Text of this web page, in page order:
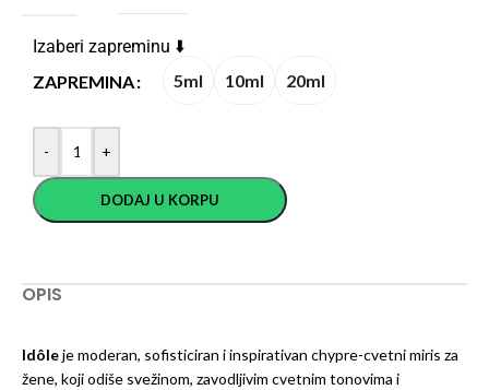
Izaberi zapreminu ⬇️
ZAPREMINA
5ml 10ml 20ml
- +
DODAJ U KORPU
OPIS
Idôleje moderan, sofisticiran i inspirativan chypre-cvetni miris za
žene, koji odiše svežinom, zavodljivim cvetnim tonovima i